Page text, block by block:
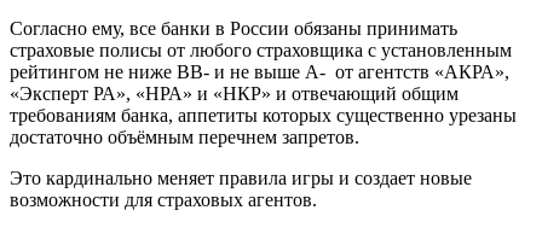
Согласно ему, все банки в России обязаны принимать
страховые полисы от любого страховщика с установленным
рейтингом не ниже BB- и не выше A- от агентств «АКРА»,
«Эксперт РА», «НРА» и «НКР» и отвечающий общим
требованиям банка, аппетиты которых существенно урезаны
достаточно объёмным перечнем запретов.
Это кардинально меняет правила игры и создает новые
возможности для страховых агентов.